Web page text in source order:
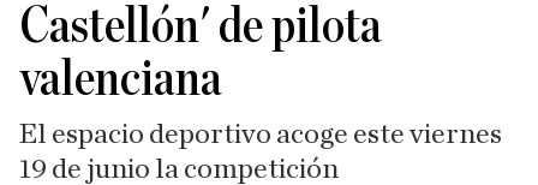
Castellón' de pilota
valenciana
El espacio deportivo acoge este viernes
19 de junio la competición